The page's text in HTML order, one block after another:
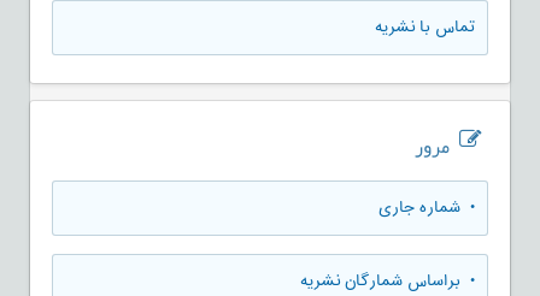
تماس با نشریه
مرور
• شماره جاری
• براساس شمارگان نشریه